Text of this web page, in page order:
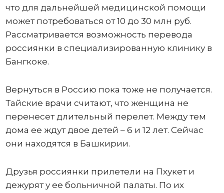
что для дальнейшей медицинской помощи
может потребоваться от 10 до 30 млн руб.
Рассматривается возможность перевода
россиянки в специализированную клинику в
Бангкоке.
Вернуться в Россию пока тоже не получается.
Тайские врачи считают, что женщина не
перенесет длительный перелет. Между тем
дома ее ждут двое детей – 6 и 12 лет. Сейчас
они находятся в Башкирии.
Друзья россиянки прилетели на Пхукет и
дежурят у ее больничной палаты. По их